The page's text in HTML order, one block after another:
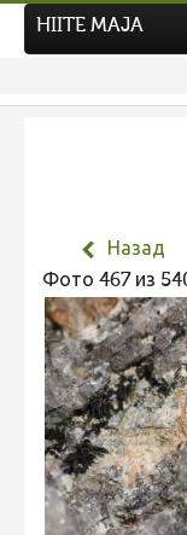
Hiite
Фотоконкурс
Не
Видео 2025
Не
Видео 2024
HIITE MAJA
Назад
Фото 467 из